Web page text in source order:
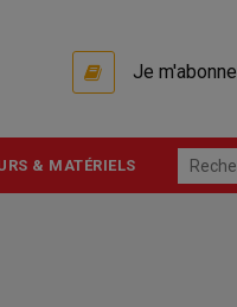
Je m'abonne
& MATÉRIELS